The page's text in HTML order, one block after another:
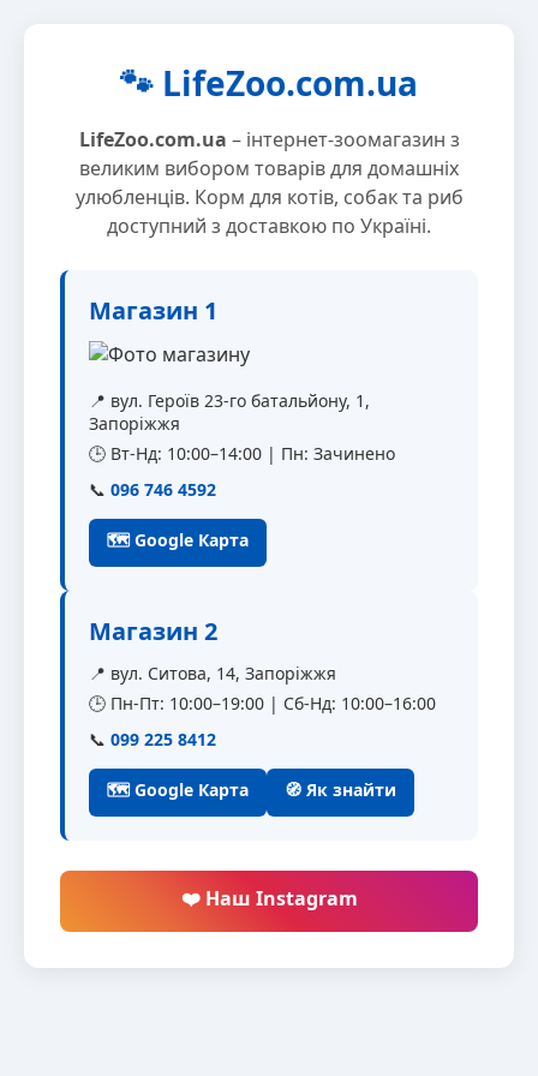
🐾 LifeZoo.com.ua
LifeZoo.com.ua – інтернет-зоомагазин з
великим вибором товарів для домашніх
улюбленців. Корм для котів, собак та риб
доступний з доставкою по Україні.
Магазин 1
📍 вул. Героїв 23-го батальйону, 1,
Запоріжжя
🕒 Вт-Нд: 10:00–14:00 | Пн: Зачинено
📞 096 746 4592
🗺 Google Карта
Магазин 2
📍 вул. Ситова, 14, Запоріжжя
🕒 Пн-Пт: 10:00–19:00 | Сб-Нд: 10:00–16:00
📞 099 225 8412
🗺 Google Карта 🧭 Як знайти
❤️ Наш Instagram